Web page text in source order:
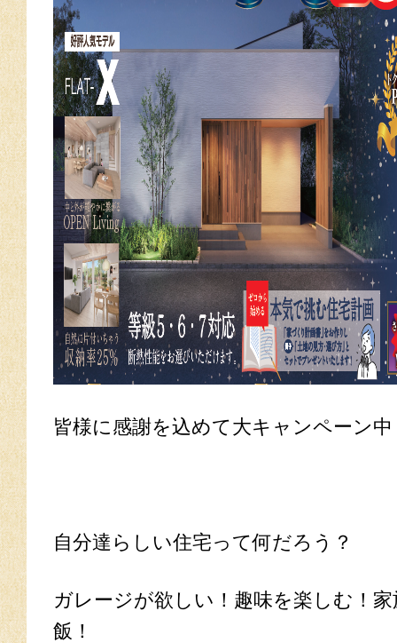
皆様に感謝を込めて大キャンペーン中
自分達らしい住宅って何だろう？
ガレージが欲しい！趣味を楽しむ！
飯！